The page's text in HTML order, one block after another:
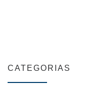
CATEGORIAS